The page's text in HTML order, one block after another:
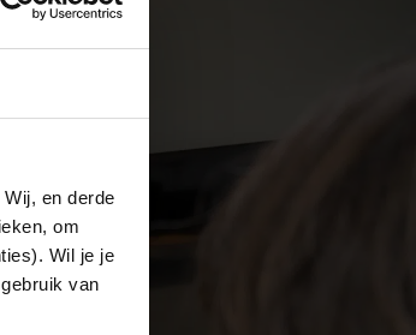
en derde
om
Wil je je
van